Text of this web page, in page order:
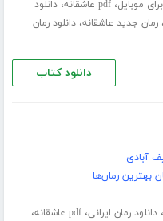
موبایل،pdf عاشقانه ،دانلود
،رمان جدید عاشقانه،دانلود رمان
دانلود کتاب
آبادی
بهترین رمان‌ها
،دانلود رمان ایرانی،pdf عاشقانه ،